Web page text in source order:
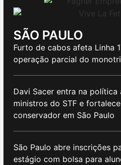
SÃO PAULO
Furto de cabos afeta Linha
operação parcial do
Davi Sacer entra na
ministros do STF e
conservador em São Paulo
São Paulo abre inscrições
estágio com bolsa para